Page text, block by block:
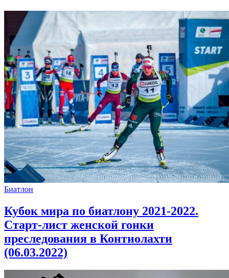
Биатлон
Кубок мира по биатлону 2021-2022.
Старт-лист женской гонки
преследования в Контиолахти
(06.03.2022)